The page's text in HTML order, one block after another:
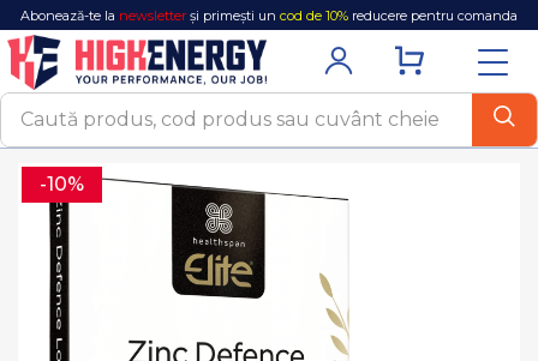
Abonează-te la newsletter și primești un cod de 10% reducere pentru comanda
ta!
-10%